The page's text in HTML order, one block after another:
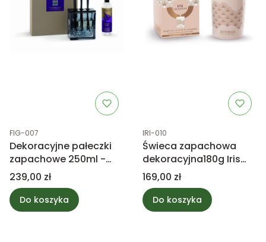
Kod produktu
FIG-007
Dekoracyjne pałeczki
zapachowe 250ml -
FIGUE NOIRE - Esteban
Paris
Cena
239,00 zł
Do koszyka
Kod produktu
IRI-010
Świeca zapachowa
dekoracyjna180g Iris
Cachemire - Esteban
Paris
Cena
169,00 zł
Do koszyka